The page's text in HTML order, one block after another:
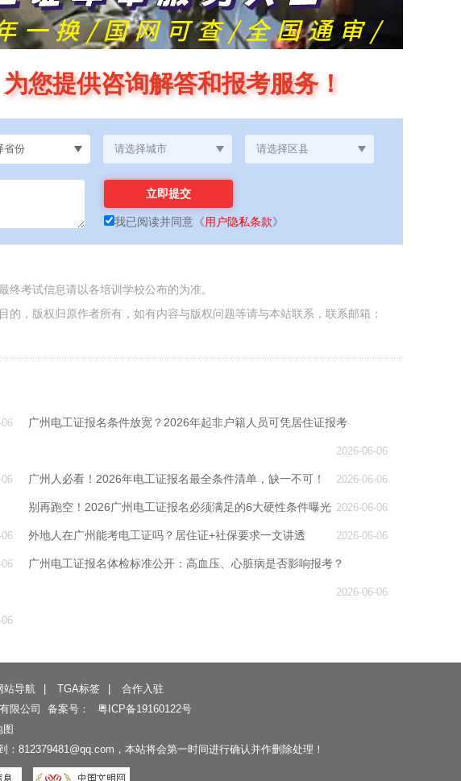
您提供咨询解答和报考服务！
我已阅读并同意 《用户隐私条款》
考试信息请以各培训学校公布的为准。
，版权归原作者所有，如有内容与版权问题等请与本站联系，联系邮箱：
广州电工证报名条件放宽？2026年起非户籍人员可凭居住证报考
2026-06-06
广州人必看！2026年电工证报名最全条件清单，缺一不可！ 2026-06-06
别再跑空！2026广州电工证报名必须满足的6大硬性条件曝光 2026-06-06
外地人在广州能考电工证吗？居住证+社保要求一文讲透 2026-06-06
广州电工证报名体检标准公开：高血压、心脏病是否影响报考？
2026-06-06
站导航 TGA标签
合作入驻
限公司 备案号：
粤ICP备19160122号
图
812379481@qq.com，本站将会第一时间进行确认并作删除处理！